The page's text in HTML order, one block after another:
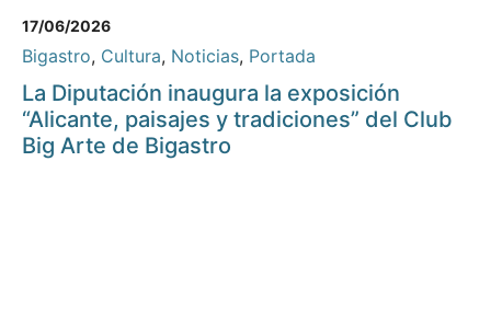
17/06/2026
Bigastro, Cultura, Noticias, Portada
La Diputación inaugura la exposición
“Alicante, paisajes y tradiciones” del Club
Big Arte de Bigastro